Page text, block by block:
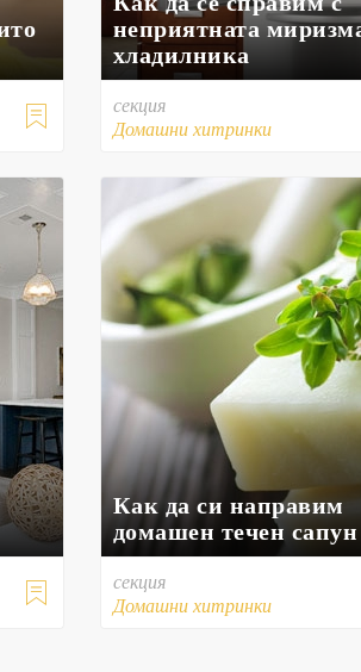

неприятната
хладилника
секция
Домашни хитринки

Как да си направим
домашен течен сапун
секция
Домашни хитринки